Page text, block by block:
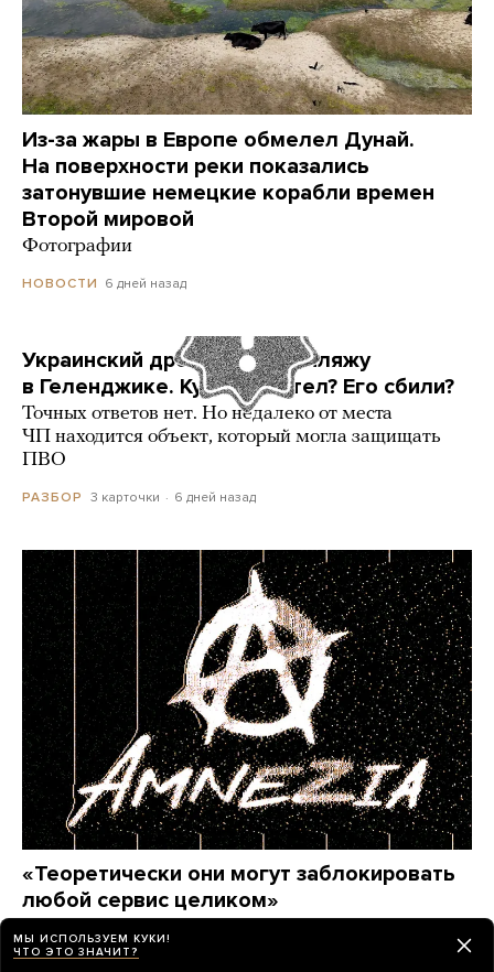
Из-за жары в Европе обмелел Дунай.
На поверхности реки показались
затонувшие немецкие корабли времен
Второй мировой
Фотографии
НОВОСТИ 6 дней назад
Украинский дрон попал по пляжу
в Геленджике. Куда он летел? Его сбили?
Точных ответов нет. Но недалеко от места
ЧП находится объект, который могла защищать
ПВО
РАЗБОР 3 карточки 6 дней назад
«Теоретически они могут заблокировать
любой сервис целиком»
VPN-сервисов у россиян — пережил крупнейшую
МЫ ИСПОЛЬЗУЕМ КУКИ!
ЧТО ЭТО ЗНАЧИТ?